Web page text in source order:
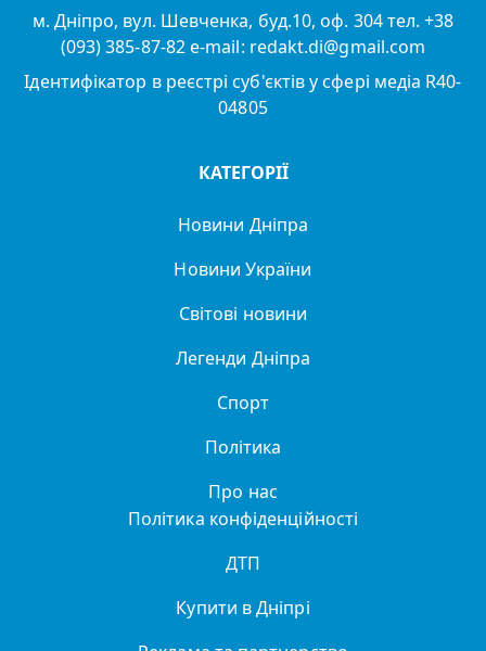
м. Дніпро, вул. Шевченка, буд.10, оф. 304 тел. +38
(093) 385-87-82 e-mail: redakt.di@gmail.com
Ідентифікатор в реєстрі суб'єктів у сфері медіа R40-
04805
КАТЕГОРІЇ
Новини Дніпра
Новини України
Світові новини
Легенди Дніпра
Спорт
Політика
Про нас
Політика конфіденційності
ДТП
Купити в Дніпрі